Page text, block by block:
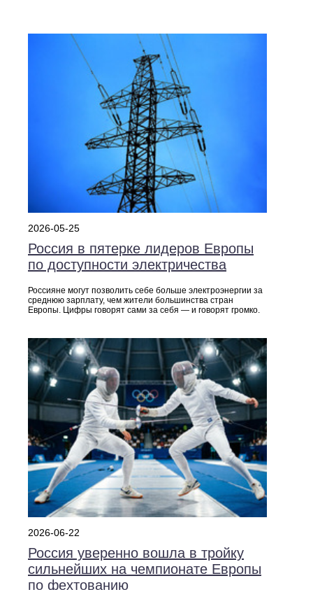
2026-05-25
Россия в пятерке лидеров Европы
по доступности электричества
Россияне могут позволить себе больше электроэнергии за
среднюю зарплату, чем жители большинства стран
Европы. Цифры говорят сами за себя — и говорят громко.
2026-06-22
Россия уверенно вошла в тройку
сильнейших на чемпионате Европы
по фехтованию